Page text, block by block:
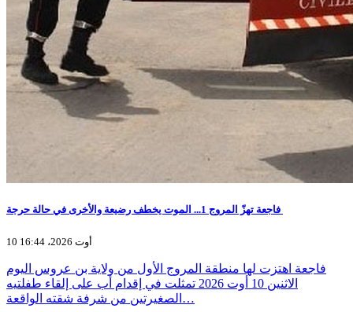
10 أوت 2026، 16:44
فاجعة اهتزت لها منطقة المروج الأول من ولاية بن عروس اليوم
الاثنين 10 أوت 2026 تمثلت في إقدام أب على إلقاء طفلتيه
الصغيرتين من شرفة شقته الواقعة…